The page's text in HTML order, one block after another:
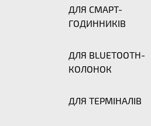
ДЛЯ СМАРТ-
ГОДИННИКІВ
ДЛЯ BLUETOOTH-
КОЛОНОК
ДЛЯ ТЕРМІНАЛІВ